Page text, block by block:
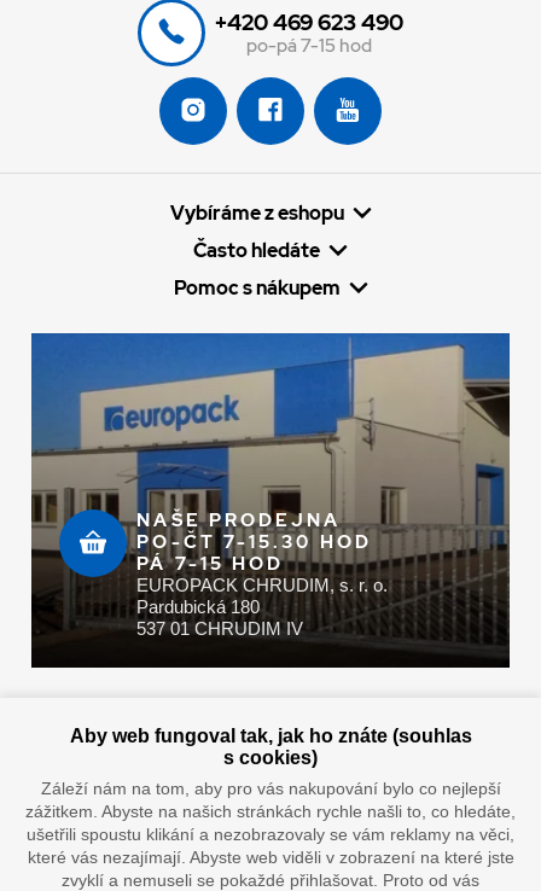
+420 469 623 490
po-pá 7-15 hod
Vybíráme z eshopu
Často hledáte
Pomoc s nákupem
NAŠE PRODEJNA
PO-ČT 7-15.30 HOD
PÁ 7-15 HOD
EUROPACK CHRUDIM, s. r. o.
Pardubická 180
537 01 CHRUDIM IV
Doprava vaším oblíbeným dopravcem
Aby web fungoval tak, jak ho znáte (souhlas
s cookies)
Záleží nám na tom, aby pro vás nakupování bylo co nejlepší
zážitkem. Abyste na našich stránkách rychle našli to, co hledáte,
ušetřili spoustu klikání a nezobrazovaly se vám reklamy na věci,
které vás nezajímají. Abyste web viděli v zobrazení na které jste
zvyklí a nemuseli se pokaždé přihlašovat. Proto od vás